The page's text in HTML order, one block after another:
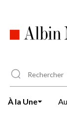
principal
À la Une